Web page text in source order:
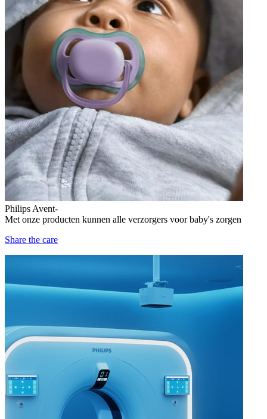
Philips Avent-
Met onze producten kunnen alle verzorgers voor baby's zorgen
Share the care